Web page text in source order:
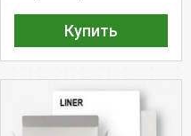
Купить